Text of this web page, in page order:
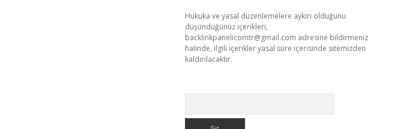
Hukuka ve yasal düzenlemelere aykırı olduğunu
düşündüğünüz içerikleri,
backlinkpanelicomtr@gmail.com adresine bildirmeniz
halinde, ilgili içerikler yasal süre içerisinde sitemizden
kaldırılacaktır.